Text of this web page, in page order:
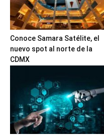
Conoce Samara Satélite, el
nuevo spot al norte de la
CDMX